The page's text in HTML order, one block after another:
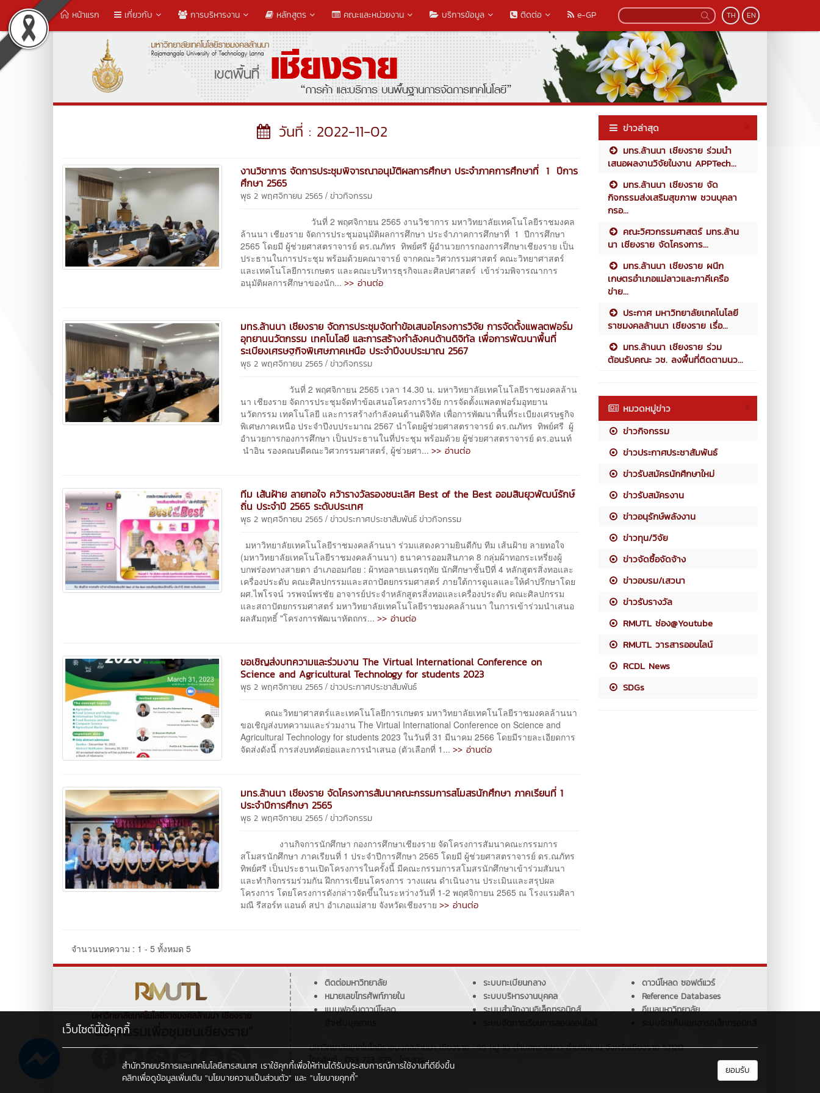
หน้าแรก เกี่ยวกับ การบริหารงาน หลักสูตร คณะและหน่วยงาน บริการข้อมูล ติดต่อ e-GP TH EN
วันที่ : 2022-11-02
งานวิชาการ จัดการประชุมพิจารณาอนุมัติผลการศึกษา ประจำภาคการศึกษาที่ 1 ปีการ
ศึกษา 2565
พุธ 2 พฤศจิกายน 2565 /ข่าวกิจกรรม
วันที่ 2 พฤศจิกายน 2565 งานวิชาการ มหาวิทยาลัยเทคโนโลยีราชมงคล
ล้านนา เชียงราย จัดการประชุมอนุมัติผลการศึกษา ประจำภาคการศึกษาที่ 1 ปีการศึกษา
2565 โดยมี ผู้ช่วยศาสตราจารย์ ดร.ณภัทร ทิพย์ศรี ผู้อำนวยการกองการศึกษาเชียงราย เป็น
ประธานในการประชุม พร้อมด้วยคณาจารย์ จากคณะวิศวกรรมศาสตร์ คณะวิทยาศาสตร์
และเทคโนโลยีการเกษตร และคณะบริหารธุรกิจและศิลปศาสตร์ เข้าร่วมพิจารณาการ
อนุมัติผลการศึกษาของนัก...>> อ่านต่อ
มทร.ล้านนา เชียงราย จัดการประชุมจัดทำข้อเสนอโครงการวิจัย การจัดตั้งแพลตฟอร์ม
อุทยานนวัตกรรม เทคโนโลยี และการสร้างกำลังคนด้านดิจิทัล เพื่อการพัฒนาพื้นที่
ระเบียงเศรษฐกิจพิเศษภาคเหนือ ประจำปีงบประมาณ 2567
พุธ 2 พฤศจิกายน 2565 /ข่าวกิจกรรม
วันที่ 2 พฤศจิกายน 2565 เวลา 14.30 น. มหาวิทยาลัยเทคโนโลยีราชมงคลล้าน
นา เชียงราย จัดการประชุมจัดทำข้อเสนอโครงการวิจัย การจัดตั้งแพลตฟอร์มอุทยาน
นวัตกรรม เทคโนโลยี และการสร้างกำลังคนด้านดิจิทัล เพื่อการพัฒนาพื้นที่ระเบียงเศรษฐกิจ
พิเศษภาคเหนือ ประจำปีงบประมาณ 2567 นำโดยผู้ช่วยศาสตราจารย์ ดร.ณภัทร ทิพย์ศรี ผู้
อำนวยการกองการศึกษา เป็นประธานในที่ประชุม พร้อมด้วย ผู้ช่วยศาสตราจารย์ ดร.อนนท์
นำอิน รองคณบดีคณะวิศวกรรมศาสตร์, ผู้ช่วยศา...>> อ่านต่อ
ทีม เส้นฝ้าย ลายทอใจ คว้ารางวัลรองชนะเลิศ Best of the Best ออมสินยุวพัฒน์รักษ์
ถิ่น ประจำปี 2565 ระดับประเทศ
พุธ 2 พฤศจิกายน 2565 /ข่าวประกาศประชาสัมพันธ์ ข่าวกิจกรรม
มหาวิทยาลัยเทคโนโลยีราชมงคลล้านนา ร่วมแสดงความยินดีกับ ทีม เส้นฝ้าย ลายทอใจ
(มหาวิทยาลัยเทคโนโลยีราชมงคลล้านนา) ธนาคารออมสินภาค 8 กลุ่มผ้าทอกระเหรี่ยงผู้
บกพร่องทางสายตา อำเภออมก๋อย : ผ้าทอลายเนตรฤทัย นักศึกษาชั้นปีที่ 4 หลักสูตรสิ่งทอและ
เครื่องประดับ คณะศิลปกรรมและสถาปัตยกรรมศาสตร์ ภายใต้การดูแลและให้คำปรึกษาโดย
ผศ.ไพโรจน์ วรพจน์พรชัย อาจารย์ประจำหลักสูตรสิ่งทอและเครื่องประดับ คณะศิลปกรรม
และสถาปัตยกรรมศาสตร์ มหาวิทยาลัยเทคโนโลยีราชมงคลล้านนา ในการเข้าร่วมนำเสนอ
ผลสัมฤทธิ์ "โครงการพัฒนาหัตถกร...>> อ่านต่อ
ขอเชิญส่งบทความและร่วมงาน The Virtual International Conference on
Science and Agricultural Technology for students 2023
พุธ 2 พฤศจิกายน 2565 /ข่าวประกาศประชาสัมพันธ์
คณะวิทยาศาสตร์และเทคโนโลยีการเกษตร มหาวิทยาลัยเทคโนโลยีราชมงคลล้านนา
ขอเชิญส่งบทความและร่วมงาน The Virtual International Conference on Science and
Agricultural Technology for students 2023 ในวันที่ 31 มีนาคม 2566 โดยมีรายละเอียดการ
จัดส่งดังนี้ การส่งบทคัดย่อและการนำเสนอ (ตัวเลือกที่ 1...>> อ่านต่อ
มทร.ล้านนา เชียงราย จัดโครงการสัมนาคณะกรรมการสโมสรนักศึกษา ภาคเรียนที่ 1
ประจำปีการศึกษา 2565
พุธ 2 พฤศจิกายน 2565 /ข่าวกิจกรรม
งานกิจการนักศึกษา กองการศึกษาเชียงราย จัดโครงการสัมนาคณะกรรมการ
สโมสรนักศึกษา ภาคเรียนที่ 1 ประจำปีการศึกษา 2565 โดยมี ผู้ช่วยศาสตราจารย์ ดร.ณภัทร
ทิพย์ศรี เป็นประธานเปิดโครงการในครั้งนี้ มีคณะกรรมการสโมสรนักศึกษาเข้าร่วมสัมนา
และทำกิจกรรมร่วมกัน ฝึกการเขียนโครงการ วางแผน ดำเนินงาน ประเมินและสรุปผล
โครงการ โดยโครงการดังกล่าวจัดขึ้นในระหว่างวันที่ 1-2 พฤศจิกายน 2565 ณ โรงแรมศิลา
มณี รีสอร์ท แอนด์ สปา อำเภอแม่สาย จังหวัดเชียงราย>> อ่านต่อ
จำนวนบทความ : 1 - 5 ทั้งหมด 5
ข่าวล่าสุด
มทร.ล้านนา เชียงราย ร่วมนำ
เสนอผลงานวิจัยในงาน APPTech...
มทร.ล้านนา เชียงราย จัด
กิจกรรมส่งเสริมสุขภาพ ชวนบุคลา
กรอ...
คณะวิศวกรรมศาสตร์ มทร.ล้าน
นา เชียงราย จัดโครงการ...
มทร.ล้านนา เชียงราย ผนึก
เกษตรอำเภอแม่ลาวและภาคีเครือ
ข่าย...
ประกาศ มหาวิทยาลัยเทคโนโลยี
ราชมงคลล้านนา เชียงราย เรื่อ...
มทร.ล้านนา เชียงราย ร่วม
ต้อนรับคณะ วช. ลงพื้นที่ติดตามนว...
หมวดหมู่ข่าว
ข่าวกิจกรรม
ข่าวประกาศประชาสัมพันธ์
ข่าวรับสมัครนักศึกษาใหม่
ข่าวรับสมัครงาน
ข่าวอนุรักษ์พลังงาน
ข่าวทุน/วิจัย
ข่าวจัดซื้อจัดจ้าง
ข่าวอบรม/เสวนา
ข่าวรับรางวัล
RMUTL ช่อง@Youtube
RMUTL วารสารออนไลน์
RCDL News
SDGs
มหาวิทยาลัยเทคโนโลยีราชมงคลล้านนา เชียงราย
"นวัตกรรมเพื่อชุมชนเชียงราย"
ติดต่อมหาวิทยาลัย
หมายเลขโทรศัพท์ภายใน
แบบฟอร์มดาวน์โหลด
ระบบทะเบียนกลาง
ระบบบริหารงานบุคคล
ระบบสำนักงานอิเล็กทรอนิกส์
ดาวน์โหลด ซอฟต์แวร์
Reference Databases
อีเมลมหาวิทยาลัย
มหาวิทยาลัยเทคโนโลยีราชมงคลล้านนา เชียงราย : 99 หมู่ 10 ตำบลทรายขาว อำเภอพาน จังหวัดเชียงราย 57120
โทรศัพท์ : 053 723 979 , โทรสาร :
เว็บไซต์นี้ใช้คุกกี้
สำนักวิทยบริการและเทคโนโลยีสารสนเทศ เราใช้คุกกี้เพื่อให้ท่านได้รับประสบการณ์การใช้งานที่ดียิ่งขึ้น
คลิกเพื่อดูข้อมูลเพิ่มเติม "นโยบายความเป็นส่วนตัว" และ "นโยบายคุกกี้"
ยอมรับ